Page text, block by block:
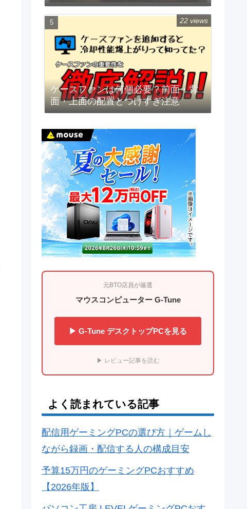
る名作だけ厳選
ケースファンは何個必要？前面・背
面・上面の配置とつけすぎ注意
22 views
元BTO店員が厳選
マウスコンピューター G-Tune
▶ G-Tune デスクトップPCを見る
▶ レビュー記事を読む
よく読まれている記事
配信用ゲーミングPCの選び方｜ゲームし
ながら録画・配信する人の構成目安
予算15万円のゲーミングPCおすすめ
【2026年版】